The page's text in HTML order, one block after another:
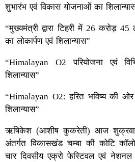
शुभारंभ एवं विकास योजनाओं का
“मुख्यमंत्री द्वारा टिहरी में 26 करोड़
का लोकार्पण एवं शिलान्यास”
“Himalayan O2 परियोजना एवं
शिलान्यास”
“Himalayan O2: हरित भविष्य की
शिलान्यास”
ऋषिकेश (आशीष कुकरेती) आज
अंतर्गत विकासखंड चम्बा की कोटि
चार दिवसीय एक्रो फेस्टिवल एवं